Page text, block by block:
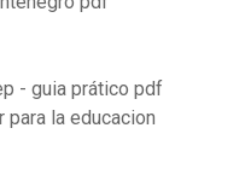
- guia prático pdf
la educacion